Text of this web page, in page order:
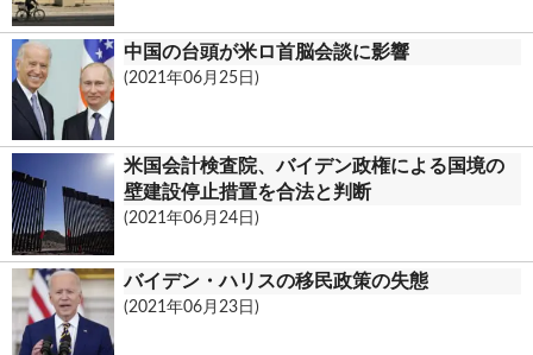
中国の台頭が米ロ首脳会談に影響
(2021年06月25日)
米国会計検査院、バイデン政権による国境の
壁建設停止措置を合法と判断
(2021年06月24日)
バイデン・ハリスの移民政策の失態
(2021年06月23日)